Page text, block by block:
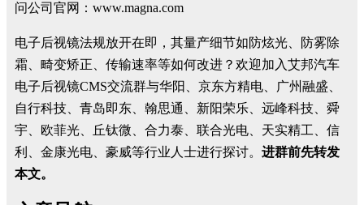
问公司官网：www.magna.com
电子后视镜法规放开在即，其量产细节如防炫光、防雾除
霜、畸变矫正、传输速率等如何改进？欢迎加入艾邦汽车
电子后视镜CMS交流群与华阳、京东方精电、广州融盛、
自行科技、青岛即东、翰思通、新阳荣乐、远峰科技、舜
宇、欧菲光、丘钛微、合力泰、联合光电、天实精工、信
利、金康光电、豪威等行业人士进行探讨。 进群前先转发
本文。